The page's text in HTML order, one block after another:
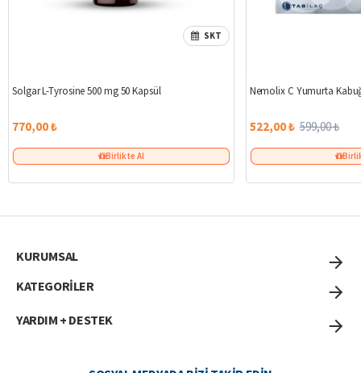
SKT
Solgar L-Tyrosine 500 mg 50 Kapsül
770,00 ₺
Birlikte Al
Nemolix C Yumurta
522,00 ₺ 599,00 ₺
KURUMSAL
KATEGORİLER
YARDIM + DESTEK